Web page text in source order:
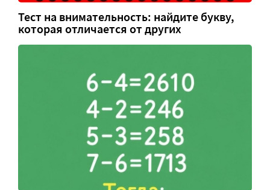
Тест на внимательность: найдите букву,
которая отличается от других